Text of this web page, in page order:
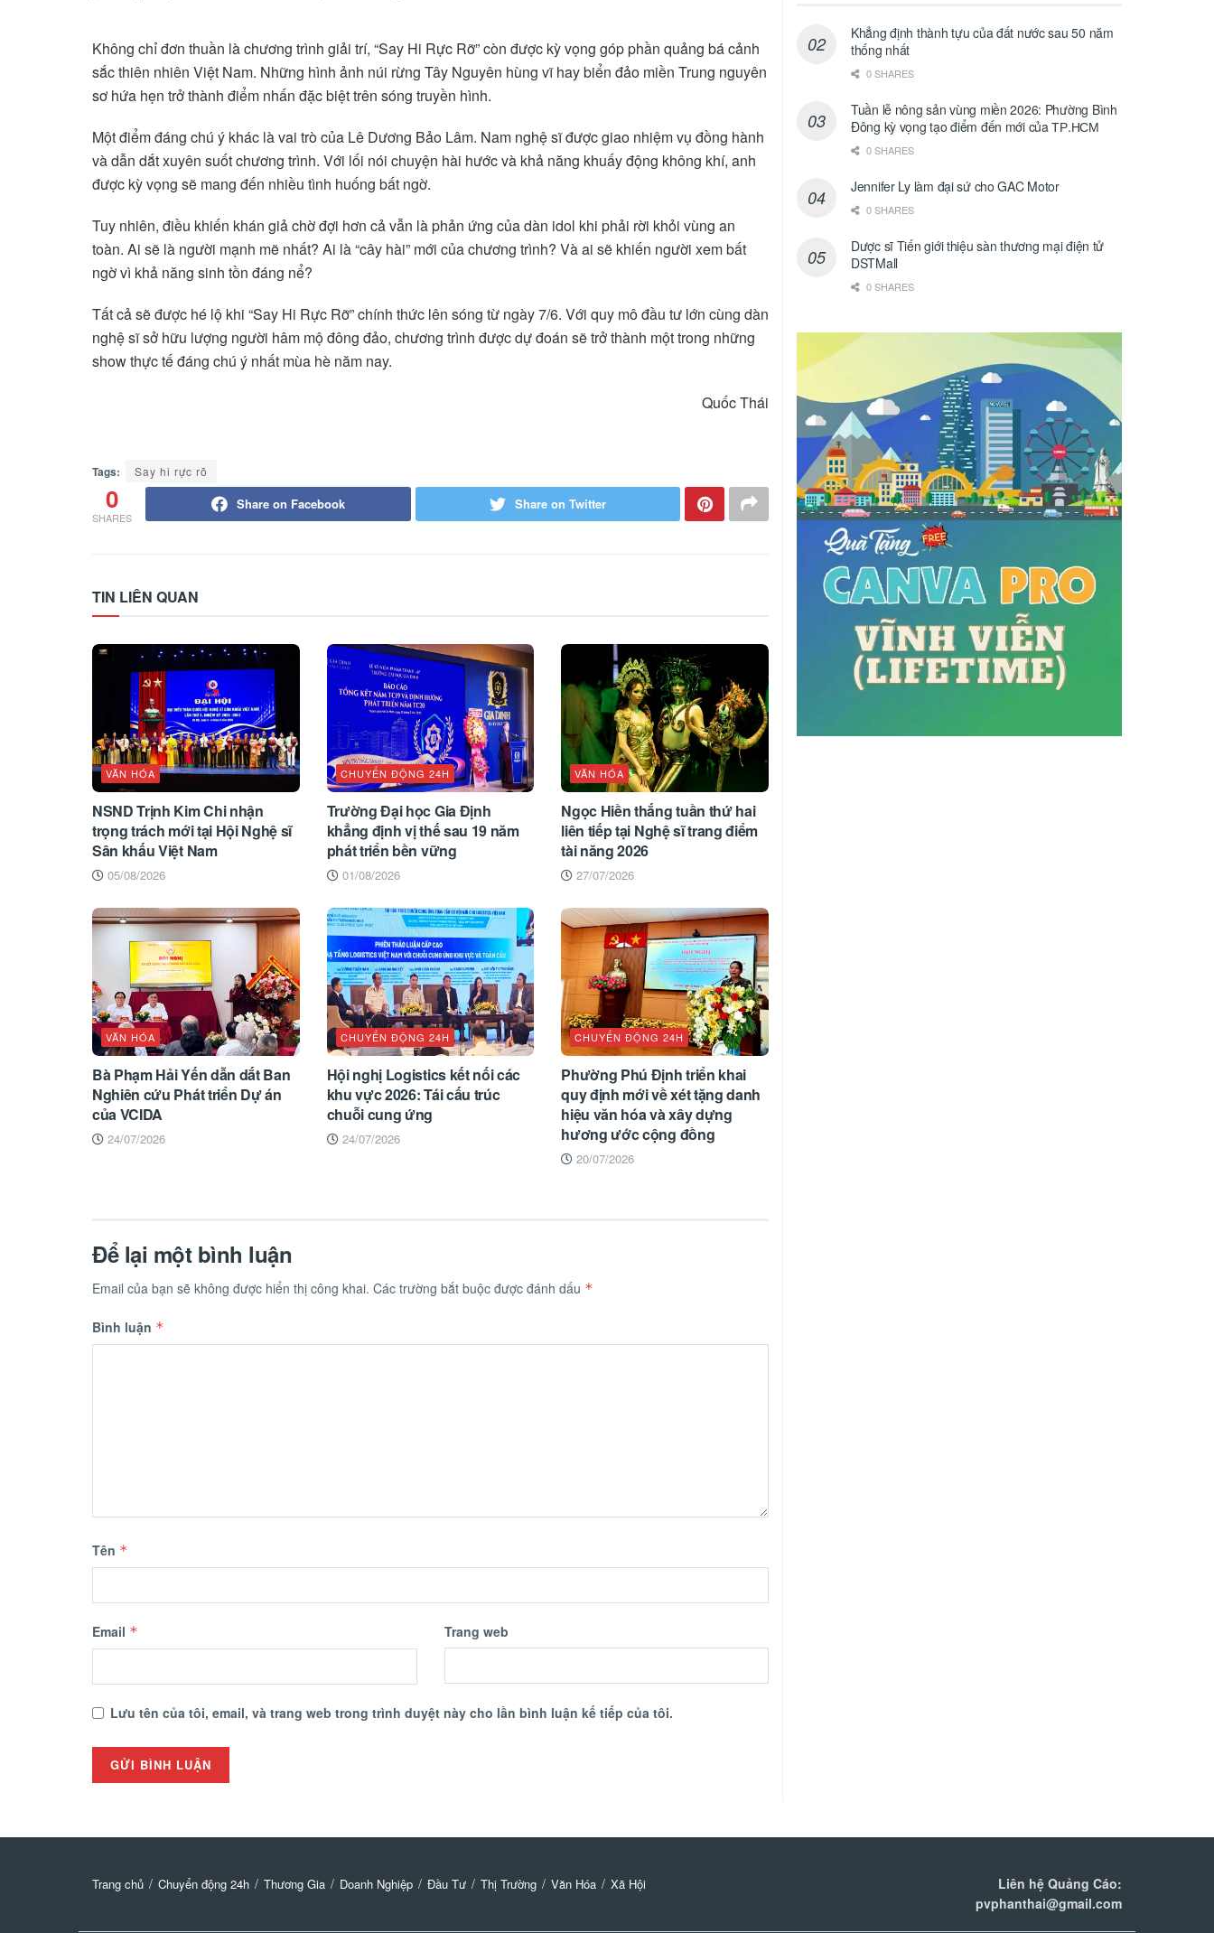
Không chỉ đơn thuần là chương trình giải trí, “Say Hi Rực Rỡ” còn được kỳ vọng góp phần quảng bá cảnh
sắc thiên nhiên Việt Nam. Những hình ảnh núi rừng Tây Nguyên hùng vĩ hay biển đảo miền Trung nguyên
sơ hứa hẹn trở thành điểm nhấn đặc biệt trên sóng truyền hình.
Một điểm đáng chú ý khác là vai trò của Lê Dương Bảo Lâm. Nam nghệ sĩ được giao nhiệm vụ đồng hành
và dẫn dắt xuyên suốt chương trình. Với lối nói chuyện hài hước và khả năng khuấy động không khí, anh
được kỳ vọng sẽ mang đến nhiều tình huống bất ngờ.
Tuy nhiên, điều khiến khán giả chờ đợi hơn cả vẫn là phản ứng của dàn idol khi phải rời khỏi vùng an
toàn. Ai sẽ là người mạnh mẽ nhất? Ai là “cây hài” mới của chương trình? Và ai sẽ khiến người xem bất
ngờ vì khả năng sinh tồn đáng nể?
Tất cả sẽ được hé lộ khi “Say Hi Rực Rỡ” chính thức lên sóng từ ngày 7/6. Với quy mô đầu tư lớn cùng dàn
nghệ sĩ sở hữu lượng người hâm mộ đông đảo, chương trình được dự đoán sẽ trở thành một trong những
show thực tế đáng chú ý nhất mùa hè năm nay.
Quốc Thái
Tags: Say hi rực rõ
0
SHARES
Share on Facebook Share on Twitter
TIN LIÊN QUAN
VĂN HÓA
NSND Trịnh Kim Chi nhận
trọng trách mới tại Hội Nghệ sĩ
Sân khấu Việt Nam
05/08/2026
CHUYỂN ĐỘNG 24H
Trường Đại học Gia Định
khẳng định vị thế sau 19 năm
phát triển bền vững
01/08/2026
VĂN HÓA
Ngọc Hiền thắng tuần thứ hai
liên tiếp tại Nghệ sĩ trang điểm
tài năng 2026
27/07/2026
VĂN HÓA
Bà Phạm Hải Yến dẫn dắt Ban
Nghiên cứu Phát triển Dự án
của VCIDA
24/07/2026
CHUYỂN ĐỘNG 24H
Hội nghị Logistics kết nối các
khu vực 2026: Tái cấu trúc
chuỗi cung ứng
24/07/2026
CHUYỂN ĐỘNG 24H
Phường Phú Định triển khai
quy định mới về xét tặng danh
hiệu văn hóa và xây dựng
hương ước cộng đồng
20/07/2026
Để lại một bình luận
Email của bạn sẽ không được hiển thị công khai. Các trường bắt buộc được đánh dấu *
Bình luận *
Tên *
Email * Trang web
Lưu tên của tôi, email, và trang web trong trình duyệt này cho lần bình luận kế tiếp của tôi.
Khẳng định thành tựu của đất nước sau 50 năm
thống nhất
0 SHARES
Tuần lễ nông sản vùng miền 2026: Phường Bình
Đông kỳ vọng tạo điểm đến mới của ТР.НСМ
0 SHARES
Jennifer Ly làm đại sứ cho GAC Motor
0 SHARES
Dược sĩ Tiến giới thiệu sàn thương mại điện tử
DSTMall
0 SHARES
Trang chủ Chuyển động 24h Thương Gia Doanh Nghiệp Đầu Tư Thị Trường Văn Hóa Xã Hội
Liên hệ Quảng Cáo:
pvphanthai@gmail.com